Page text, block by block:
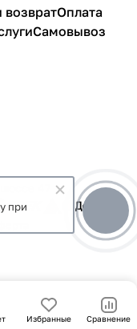
Избранные Сравнение
Оплата
Самовывоз
47
при